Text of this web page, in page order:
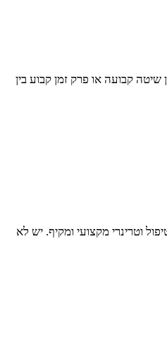
קבועה או פרק זמן קבוע בין
וטרינרי מקצועי ומקיף. יש לא